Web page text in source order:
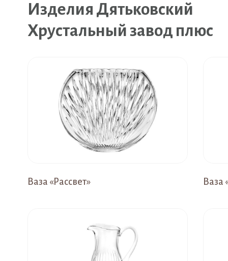
Изделия Дятьковский
Хрустальный завод плюс
Ваза «Рассвет»